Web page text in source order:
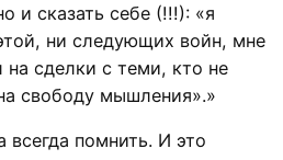
и сказать себе (!!!): «я
ни следующих войн, мне
сделки с теми, кто не
свободу мышления».»
всегда помнить. И это